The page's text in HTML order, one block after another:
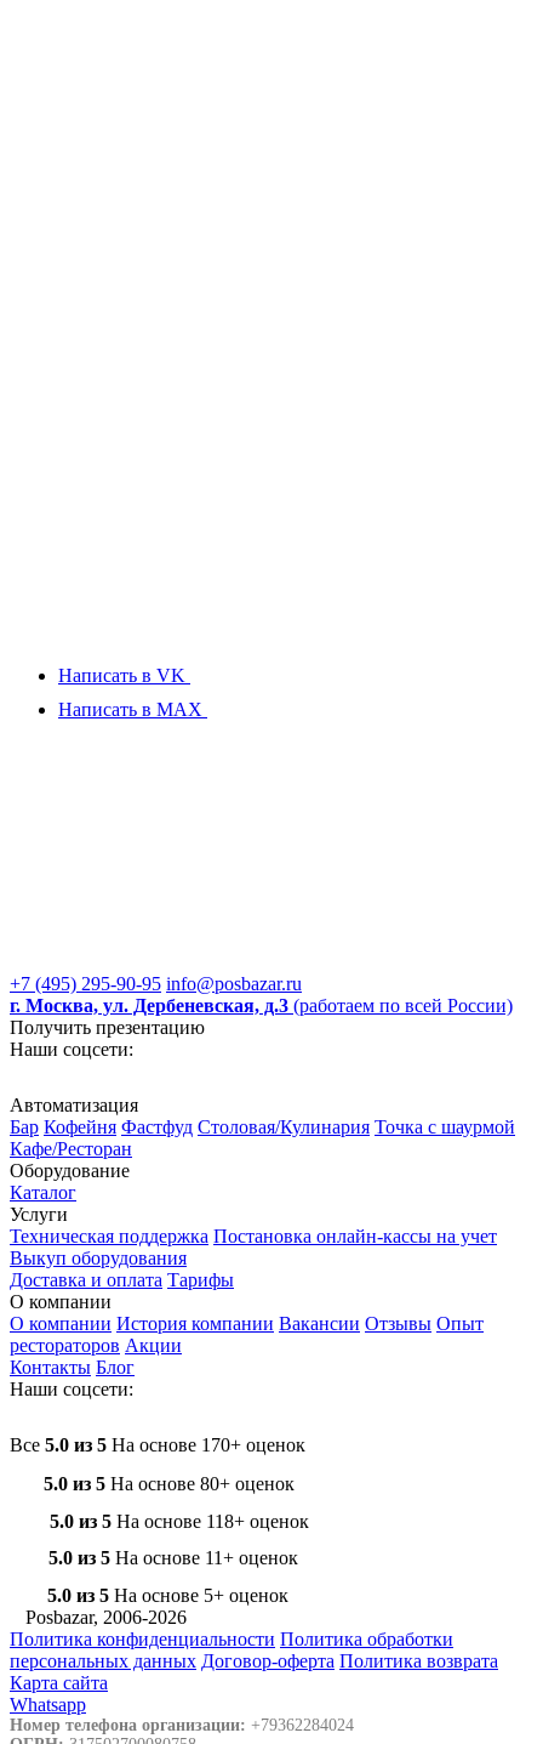
Написать в VK
Написать в MAX
+7 (495) 295-90-95 info@posbazar.ru
г. Москва, ул. Дербеневская, д.3 (работаем по всей России)
Получить презентацию
Наши соцсети:
Автоматизация
Бар Кофейня Фастфуд Столовая/Кулинария Точка с шаурмой
Кафе/Ресторан
Оборудование
Каталог
Услуги
Техническая поддержка Постановка онлайн-кассы на учет
Выкуп оборудования
Доставка и оплата Тарифы
О компании
О компании История компании Вакансии Отзывы Опыт
рестораторов Акции
Контакты Блог
Наши соцсети:
Все 5.0 из 5 На основе 170+ оценок
5.0 из 5 На основе 80+ оценок
5.0 из 5 На основе 118+ оценок
5.0 из 5 На основе 11+ оценок
5.0 из 5 На основе 5+ оценок
Posbazar, 2006-2026
Политика конфиденциальности Политика обработки
персональных данных Договор-оферта Политика возврата
Карта сайта
Whatsapp
Номер телефона организации: +79362284024